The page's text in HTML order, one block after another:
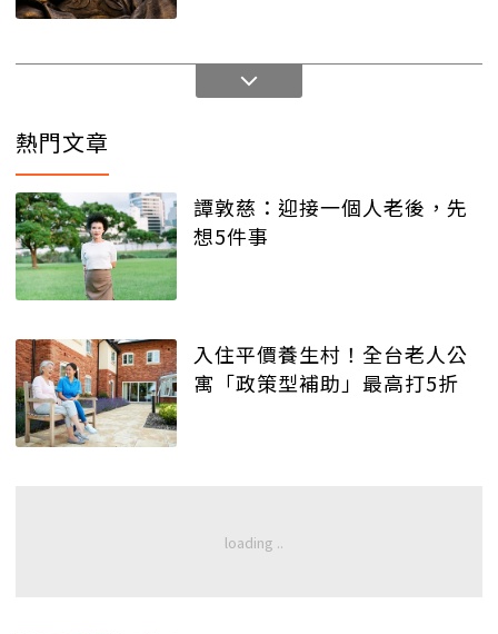
熱門文章
譚敦慈：迎接一個人老後，先
想5件事
入住平價養生村！全台老人公
寓「政策型補助」最高打5折